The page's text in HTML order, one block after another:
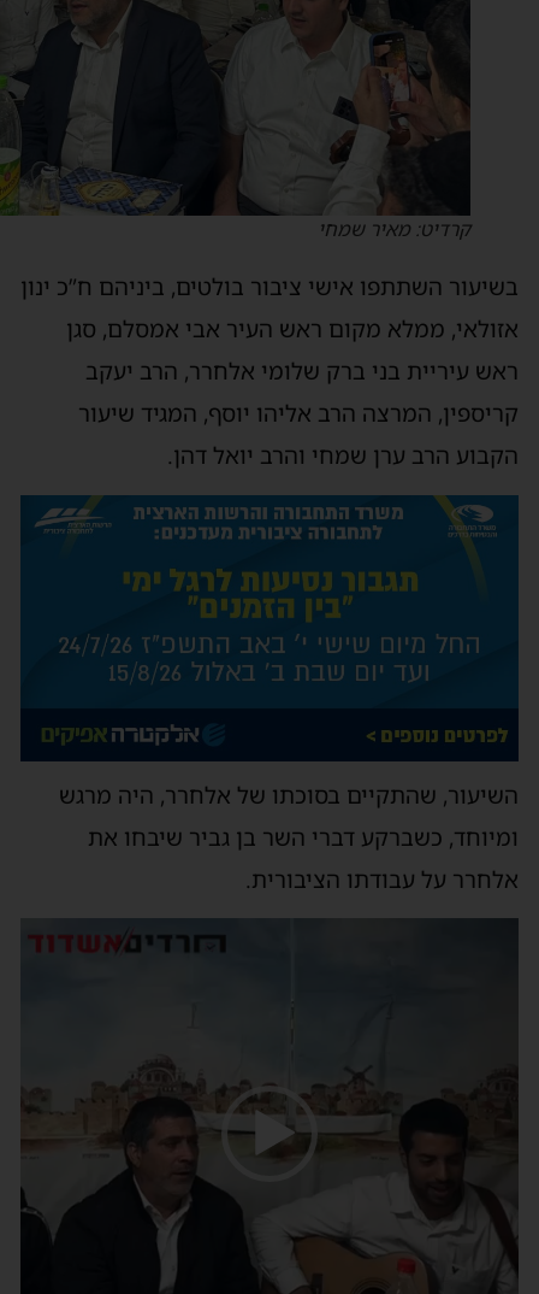
קרדיט: מאיר שמחי
השתתפו אישי ציבור בולטים, ביניהם ח”כ ינון
ממלא מקום ראש העיר אבי אמסלם, סגן
עיריית בני ברק שלומי אלחרר, הרב יעקב
המרצה הרב אליהו יוסף, המגיד שיעור
הרב ערן שמחי והרב יואל דהן.
שהתקיים בסוכתו של אלחרר, היה מרגש
כשברקע דברי השר בן גביר שיבחו את
על עבודתו הציבורית.